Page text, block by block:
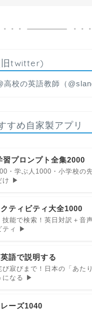
旧twitter)
高校の英語教師（
すめ自家製アプリ
習プロンプト全集2000
・学ぶ人1000・小学校の
け ▶
ティビティ大全1000
技能で検索！英日対訳＋音
ティ ▶
語で説明する
び寂びまで！日本の「あた
になる ▶
ーズ1040